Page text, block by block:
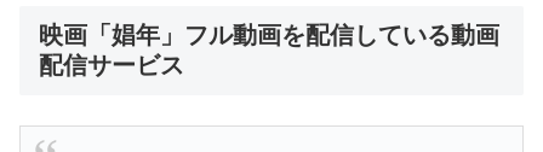
映画「娼年」フル動画を配信している動画
配信サービス